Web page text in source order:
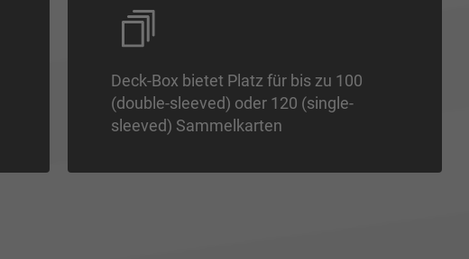
Deck-Box bietet Platz für bis zu 100
(double-sleeved) oder 120 (single-
sleeved) Sammelkarten